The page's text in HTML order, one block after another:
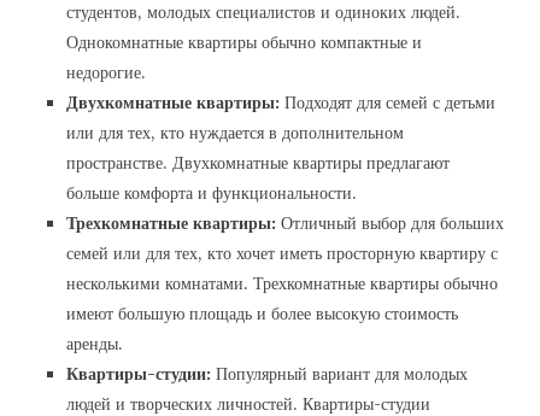
студентов, молодых специалистов и одиноких людей.
Однокомнатные квартиры обычно компактные и
недорогие.
Двухкомнатные квартиры: Подходят для семей с детьми
или для тех, кто нуждается в дополнительном
пространстве. Двухкомнатные квартиры предлагают
больше комфорта и функциональности.
Трехкомнатные квартиры: Отличный выбор для больших
семей или для тех, кто хочет иметь просторную квартиру с
несколькими комнатами. Трехкомнатные квартиры обычно
имеют большую площадь и более высокую стоимость
аренды.
Квартиры-студии: Популярный вариант для молодых
людей и творческих личностей. Квартиры-студии